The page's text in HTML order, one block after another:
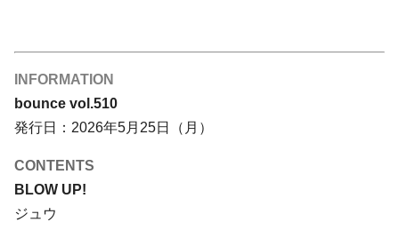
INFORMATION
bounce vol.510
発行日：2026年5月25日（月）
CONTENTS
BLOW UP!
ジュウ